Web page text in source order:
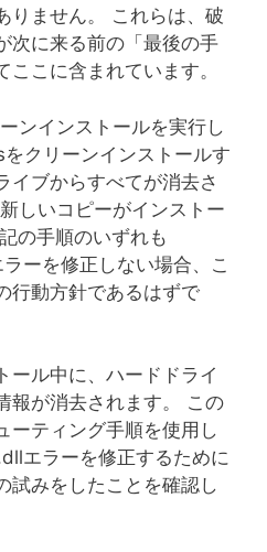
りません。 これらは、破
次に来る前の「最後の手
ここに含まれています。
ンインストールを実行し
クリーンインストールす
イブからすべてが消去さ
しいコピーがインストー
の手順のいずれも
ーを修正しない場合、こ
行動方針であるはずで
ール中に、ハードドライ
報が消去されます。 この
ーティング手順を使用し
エラーを修正するために
試みをしたことを確認し